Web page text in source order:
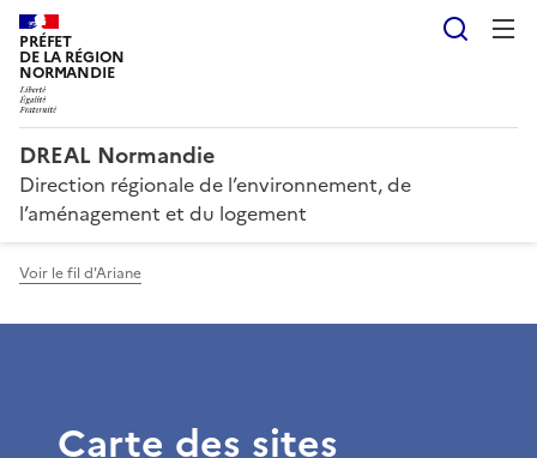
PRÉFET
DE LA RÉGION
NORMANDIE
DREAL Normandie
Direction régionale de l’environnement, de
l’aménagement et du logement
Voir le fil d'Ariane
Carte des sites